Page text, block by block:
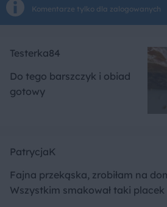
Komentarze tylko dla zalogowanych
Testerka84
Do tego barszczyk i obiad
gotowy
PatrycjaK
Fajna przekąska, zrobiłam na
Wszystkim smakował taki placek